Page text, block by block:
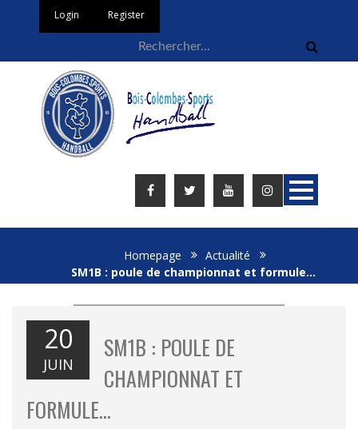
Login Register
Homepage
Actualité
SM1B : poule de championnat et formule…
20
JUIN
SM1B : POULE DE
CHAMPIONNAT ET
FORMULE…